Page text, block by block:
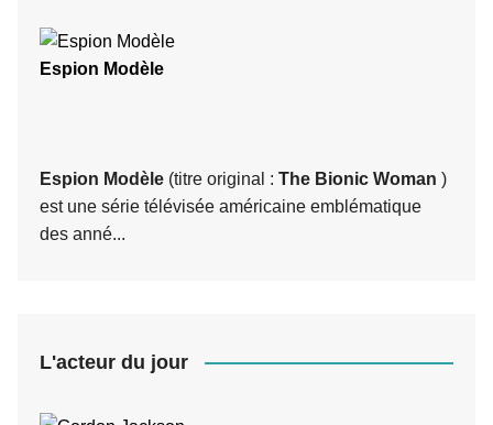
Espion Modèle
Espion Modèle (titre original : The Bionic Woman )
est une série télévisée américaine emblématique
des anné...
L'acteur du jour